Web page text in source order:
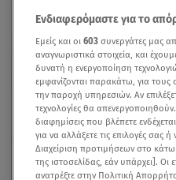
Ενδιαφερόμαστε για το
Εμείς και οι 603 συνεργάτες μας
αναγνωριστικά στοιχεία, και
δυνατή η ενεργοποίηση
εμφανίζονται παρακάτω, για τους
την παροχή υπηρεσιών. Αν
τεχνολογίες θα
διαφημίσεις που βλέπετε
για να αλλάξετε τις επιλογές
Διαχείριση προτιμήσεων στο
της ιστοσελίδας, εάν υπάρχει]. Οι
ανατρέξτε στην Πολιτική